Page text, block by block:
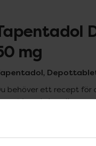
mg
behöver ett recept för
kan du handla